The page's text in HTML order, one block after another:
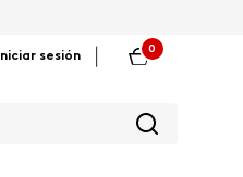
Iniciar sesión
0